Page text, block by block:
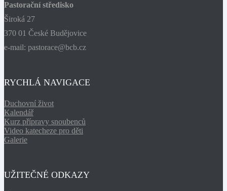
Pastorační středisko
Široká 27
370 01 České Budějovice
e-mail: pastorace@bcb.cz
RYCHLÁ NAVIGACE
Duchovní život
Kalendář
Kurz přípravy snoubenců
Video katecheze pro děti
Galerie
UŽITEČNÉ ODKAZY